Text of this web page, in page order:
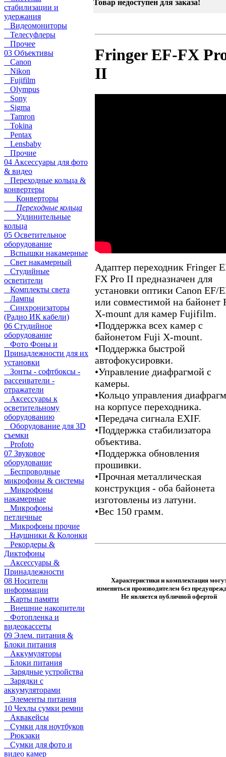
стабилизации и
удержания
Видеомониторы
Телесуфлеры
Прочее
03 Объективы
Canon
Nikon
Fujifilm
Olympus
Sony
Sigma
Tamron
Tokina
Pentax
Lensbaby
Прочие
04 Аксессуары для фото
& видео
Переходные кольца &
конвертеры
Конверторы
Переходные кольца
Удлинительные
кольца
05 Осветительное
оборудование
Вспышки накамерные
Свет накамерный
Студийные
осветители
Комплекты света
Лампы
Синхронизаторы
(Радио ИК кабели)
06 Студийное
оборудование
Фото Фоны и
Принадлежности для их
установки
Зонты - софтбоксы -
рассеиватели -
отражатели
Аксессуары к
осветительному
оборудованию
Оборудование для 3D
съемки
Profoto
07 Звуковое
оборудование
Беспроводные
микрофоны & системы
Микрофоны
накамерные
Микрофоны
петличные
Микрофоны прочие
Наушники & Колонки
Рекордеры &
Диктофоны
Аксессуары &
Принадлежности
08 Носители
информации
Карты памяти
Внешние накопители
Фотопленка и
видеокассеты
09 Элем. питания &
Блоки питания
Аккумуляторы
Блоки питания
Зарядные устройства
Зарядки с
аккумуляторами
Элементы питания
10 Чехлы сумки ремни
Аквакейсы
Сумки для ноутбуков
Рюкзаки
Сумки для фото и
видео камер
Товар недоступен для заказа!
Fringer EF-FX
II
Адаптер переходник Fringer
FX Pro II предназначен для
установки оптики Canon EF/
или совместимой на байонет
X-mount для камер Fujifilm.
•Поддержка всех камер с
байонетом Fuji X-mount.
•Поддержка быстрой
автофокусировки.
•Управление диафрагмой с
камеры.
•Кольцо управления
на корпусе переходника.
•Передача сигнала EXIF.
•Поддержка стабилизатора
объектива.
•Поддержка обновления
прошивки.
•Прочная металлическая
конструкция - оба байонета
изготовлены из латуни.
•Вес 150 грамм.
Характеристики и комплектация
изменяться производителем без
Не является публичной офертой